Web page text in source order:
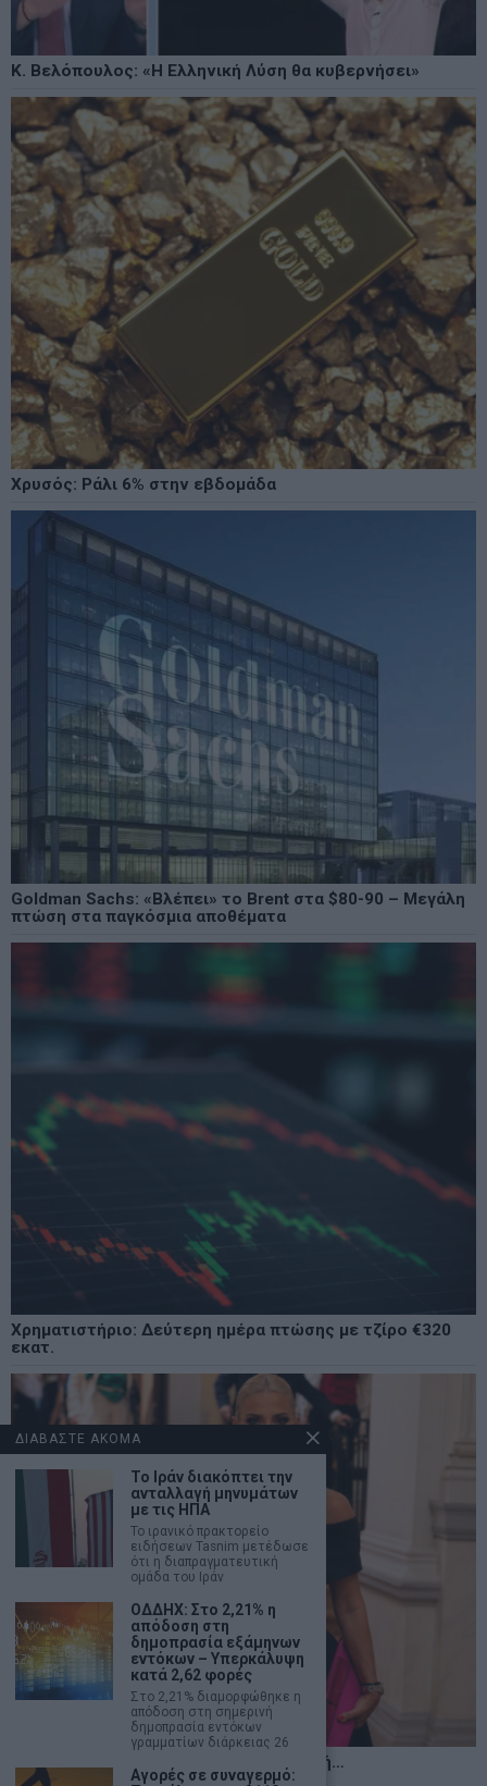
Κ. Βελόπουλος: «Η Ελληνική Λύση θα κυβερνήσει»
Χρυσός: Ράλι 6% στην εβδομάδα
Goldman Sachs: «Βλέπει» το Brent στα $80-90 – Μεγάλη
πτώση στα παγκόσμια αποθέματα
Χρηματιστήριο: Δεύτερη ημέρα πτώσης με τζίρο €320
εκατ.
Η αληθινή παιδεία ξεκινά από την ψυχή…
ΔΙΑΒΑΣΤΕ ΑΚΟΜΑ
Το Ιράν διακόπτει την
ανταλλαγή μηνυμάτων
με τις ΗΠΑ
Το ιρανικό πρακτορείο
ειδήσεων Tasnim μετέδωσε
ότι η διαπραγματευτική
ομάδα του Ιράν
ΟΔΔΗΧ: Στο 2,21% η
απόδοση στη
δημοπρασία εξάμηνων
εντόκων – Υπερκάλυψη
κατά 2,62 φορές
Στο 2,21% διαμορφώθηκε η
απόδοση στη σημερινή
δημοπρασία εντόκων
γραμματίων διάρκειας 26
Αγορές σε συναγερμό: